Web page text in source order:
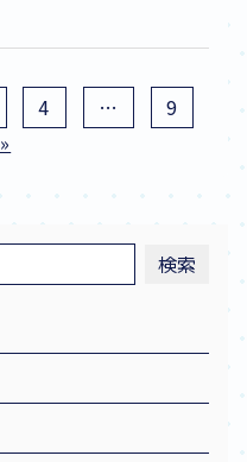
4 …
9
検索